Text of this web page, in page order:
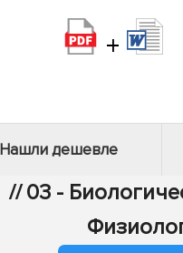
+
Нашли дешевле
// 03 -